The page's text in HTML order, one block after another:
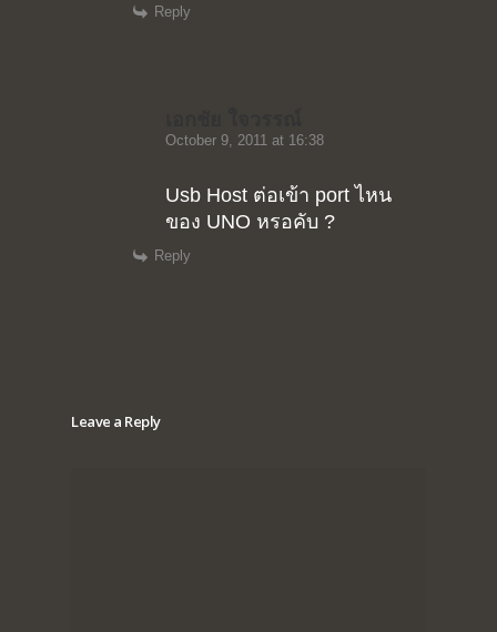
Reply
October 9, 2011 at 16:38
Usb Host ต่อเข้า port ไหน
ของ UNO หรอคับ ?
Reply
Leave a Reply